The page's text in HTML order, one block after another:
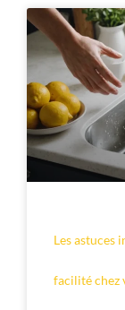
Les astuces
facilité chez